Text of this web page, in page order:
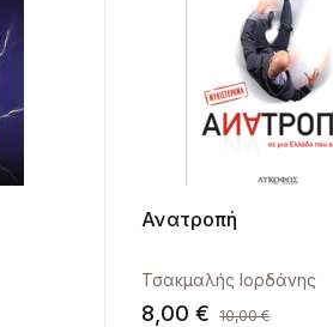
Ανατροπή
Τσακμαλής Ιορδάνης
8,00 € 10,00€